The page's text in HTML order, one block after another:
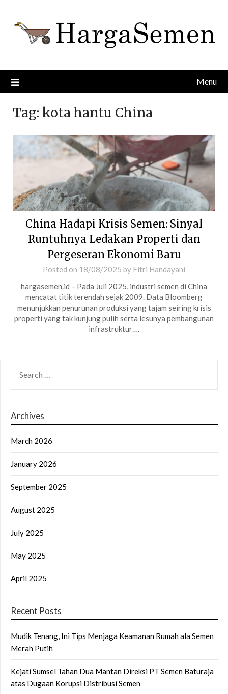
content
Menu
Tag: kota hantu China
China Hadapi Krisis Semen: Sinyal
Runtuhnya Ledakan Properti dan
Pergeseran Ekonomi Baru
Posted on 18/08/2025 by Fitri Handayani
hargasemen.id – Pada Juli 2025, industri semen di China
mencatat titik terendah sejak 2009. Data Bloomberg
menunjukkan penurunan produksi yang tajam seiring krisis
properti yang tak kunjung pulih serta lesunya pembangunan
infrastruktur….
FOR:
Archives
March 2026
January 2026
September 2025
August 2025
July 2025
May 2025
April 2025
Recent Posts
Mudik Tenang, Ini Tips Menjaga Keamanan Rumah ala Semen
Merah Putih
Kejati Sumsel Tahan Dua Mantan Direksi PT Semen Baturaja
atas Dugaan Korupsi Distribusi Semen